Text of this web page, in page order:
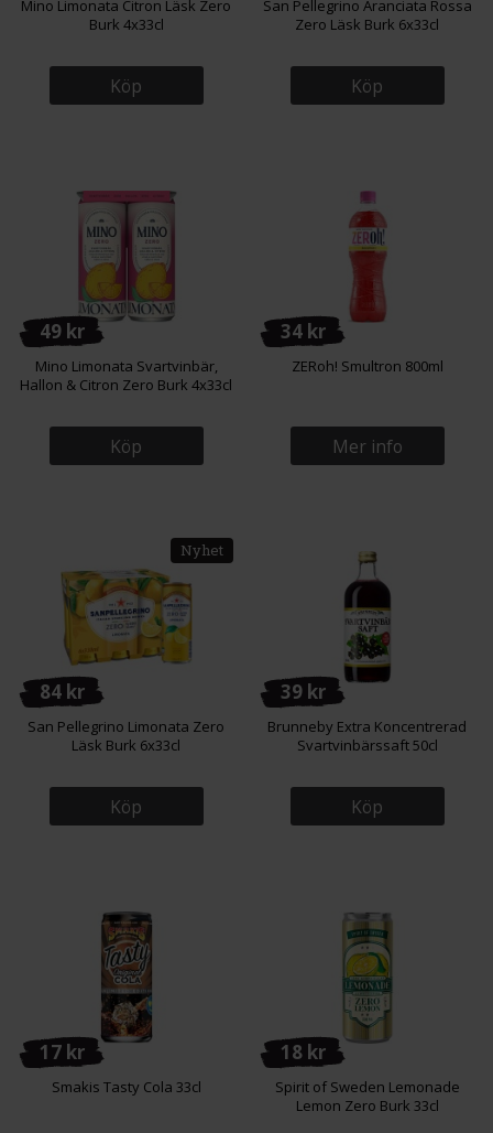
Mino Limonata Citron Läsk Zero
Burk 4x33cl
Köp
San Pellegrino Aranciata Rossa
Zero Läsk Burk 6x33cl
Köp
49 kr
Mino Limonata Svartvinbär,
Hallon & Citron Zero Burk 4x33cl
Köp
34 kr
ZERoh! Smultron 800ml
Mer info
84 kr
Nyhet
San Pellegrino Limonata Zero
Läsk Burk 6x33cl
Köp
39 kr
Brunneby Extra Koncentrerad
Svartvinbärssaft 50cl
Köp
17 kr
Smakis Tasty Cola 33cl
18 kr
Spirit of Sweden Lemonade
Lemon Zero Burk 33cl